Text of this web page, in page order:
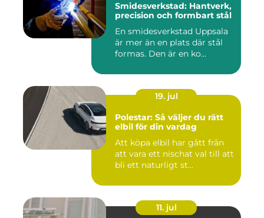
Smidesverkstad: Hantverk,
precision och formbart stål
En smidesverkstad Uppsala
är mer än en plats där stål
formas. Den är en ko...
19. jul
Polestar: Så väljer du rätt
elbil för din vardag
Att köpa elbil har gått från
att vara ett nischat val till att
bli ett naturligt st...
11. jul